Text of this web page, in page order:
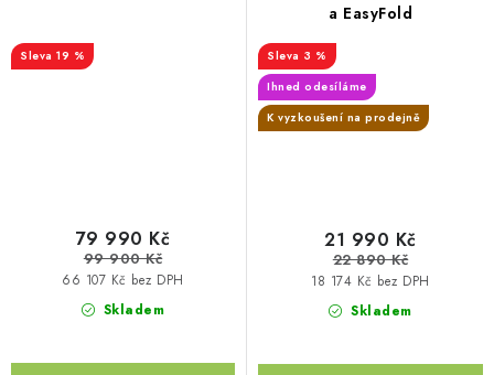
19 %
Skladem
66 107 Kč bez DPH
79 990 Kč
99 900 Kč
a EasyFold
3 %
Ihned odesíláme
K vyzkoušení na prodejně
Skladem
18 174 Kč bez DPH
21 990 Kč
22 890 Kč